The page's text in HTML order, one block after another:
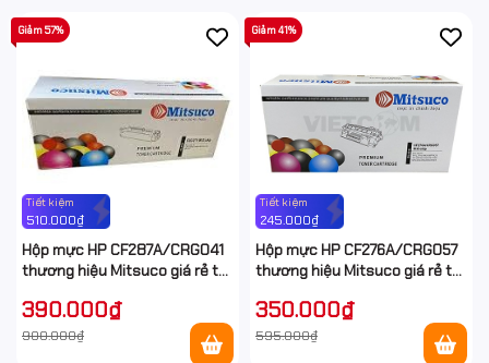
Tiết kiệm
510.000₫
Giảm 57%
Hộp mực HP CF287A/CRG041
thương hiệu Mitsuco giá rẻ tại
390.000₫
900.000₫
Tiết kiệm
245.000₫
Giảm 41%
Hộp mực HP CF276A/CRG057
thương hiệu Mitsuco giá rẻ tại
350.000₫
595.000₫